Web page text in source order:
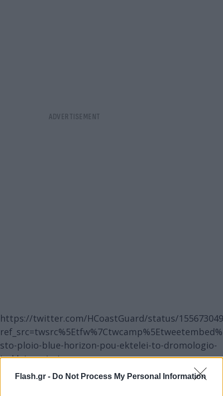
Flash.gr - Do Not Process My Personal Information
https://twitter.com/HCoastGuard/status/
sto-ploio-blue-horizon-pou-ektelei-to-dromologio-
irakleio-peiraias